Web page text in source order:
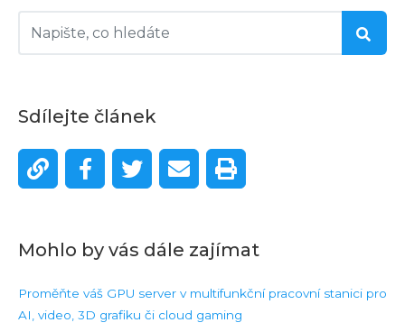
Sdílejte článek
Mohlo by vás dále zajímat
Proměňte váš GPU server v multifunkční pracovní stanici pro
AI, video, 3D grafiku či cloud gaming